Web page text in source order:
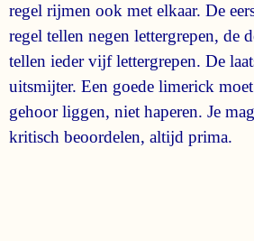
regel rijmen ook met elkaar. De
regel tellen negen lettergrepen, de
tellen ieder vijf lettergrepen. De
uitsmijter. Een goede limerick
gehoor liggen, niet haperen. Je
kritisch beoordelen, altijd prima.